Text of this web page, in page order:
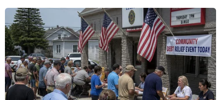
#Ủy ban Nhân dân Thành phố Hồ Chí Minh
#Thưởng hợp đồng
#Vượt tiến độ
#Dự án trọng điểm
Tp. Hồ Chí Minh
Theo dõi VietnamPlus